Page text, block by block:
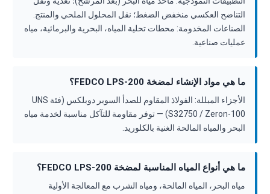
التناضح العكسي منخفض الضغط؛ نقل المحلول الملحي والمنتج.
الصناعات المخدومة: محطات تحلية المياه، البحرية والبرمائية، مياه
عمليات صناعية.
ما هي مواد الإنشاء لمضخة FEDCO LPS-200؟
الأجزاء المبللة: الفولاذ المقاوم للصدأ السوبر دوبلكس (فئة UNS
S32750 / Zeron-100) — توفر مقاومة للتآكل مناسبة لخدمة مياه
البحر والمياه المالحة الغنية بالكلوريد.
ما هي أنواع المياه المناسبة لمضخة FEDCO LPS-200؟
مياه البحر، المياه المالحة، ومياه الشرب مع المعالجة الأولية